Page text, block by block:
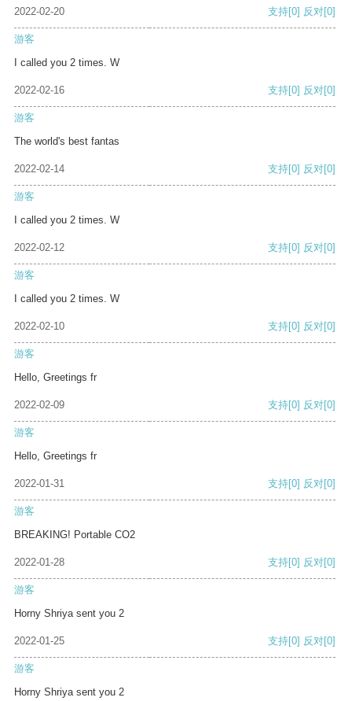
2022-02-20 支持[0] 反对[0]
游客
I called you 2 times. W
2022-02-16 支持[0] 反对[0]
游客
The world's best fantas
2022-02-14 支持[0] 反对[0]
游客
I called you 2 times. W
2022-02-12 支持[0] 反对[0]
游客
I called you 2 times. W
2022-02-10 支持[0] 反对[0]
游客
Hello, Greetings fr
2022-02-09 支持[0] 反对[0]
游客
Hello, Greetings fr
2022-01-31 支持[0] 反对[0]
游客
BREAKING! Portable CO2
2022-01-28 支持[0] 反对[0]
游客
Horny Shriya sent you 2
2022-01-25 支持[0] 反对[0]
游客
Horny Shriya sent you 2